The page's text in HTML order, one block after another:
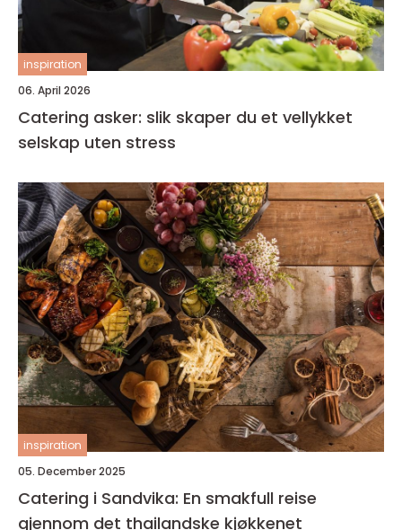
inspiration
06. April 2026
Catering asker: slik skaper du et vellykket
selskap uten stress
inspiration
05. December 2025
Catering i Sandvika: En smakfull reise
gjennom det thailandske kjøkkenet